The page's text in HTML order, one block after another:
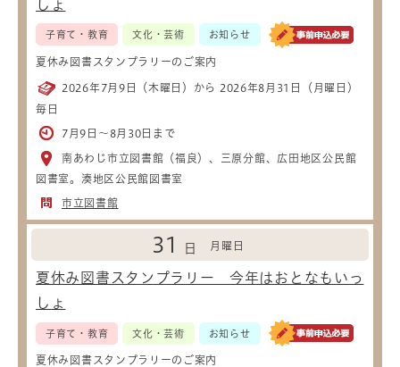
しょ
子育て・教育 文化・芸術 お知らせ
夏休み図書スタンプラリーのご案内
2026年7月9日（木曜日）から 2026年8月31日（月曜日）
毎日
7月9日～8月30日まで
南あわじ市立図書館（福良）、三原分館、広田地区公民館
図書室。湊地区公民館図書室
市立図書館
31 日 月曜日
夏休み図書スタンプラリー 今年はおとなもいっ
しょ
子育て・教育 文化・芸術 お知らせ
夏休み図書スタンプラリーのご案内